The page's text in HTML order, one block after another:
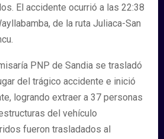
El accidente ocurrió a las 22:38
de la ruta Juliaca-San
PNP de Sandia se trasladó
del trágico accidente e inició
logrando extraer a 37 personas
del vehículo
fueron trasladados al